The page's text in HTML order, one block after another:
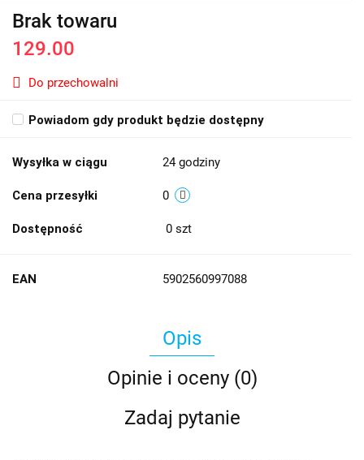
Brak towaru
129.00
Do przechowalni
Powiadom gdy produkt będzie dostępny
Wysyłka w ciągu 24 godziny
Cena przesyłki 0
Dostępność 0 szt
EAN 5902560997088
Opis
Opinie i oceny (0)
Zadaj pytanie